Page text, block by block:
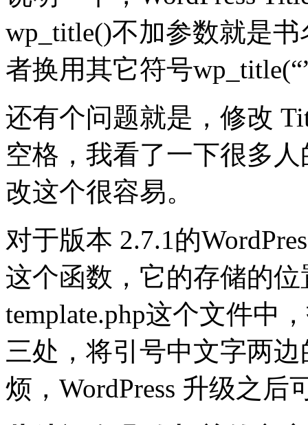
wp_title()不加参数就是
者换用其它符号
还有个问题就是，修改
空格，我看了一下很多
改这个很容易。
对于版本 2.7.1的
这个函数，它的存储的位
template.php这个文件中
三处，将引号中文字两
烦，WordPress 升级之